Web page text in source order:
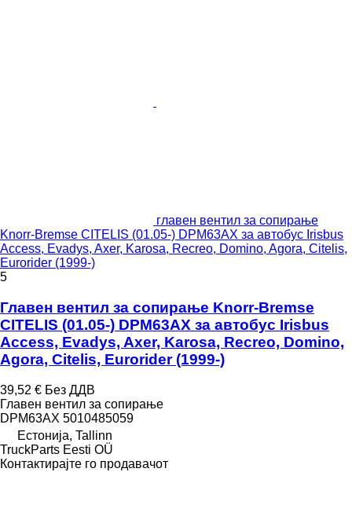
главен вентил за сопирање
Knorr-Bremse CITELIS (01.05-) DPM63AX за автобус Irisbus
Access, Evadys, Axer, Karosa, Recreo, Domino, Agora, Citelis,
Eurorider (1999-)
5
Главен вентил за сопирање Knorr-Bremse
CITELIS (01.05-) DPM63AX за автобус Irisbus
Access, Evadys, Axer, Karosa, Recreo, Domino,
Agora, Citelis, Eurorider (1999-)
39,52 € Без ДДВ
Главен вентил за сопирање
DPM63AX 5010485059
Естонија, Tallinn
TruckParts Eesti OÜ
Контактирајте го продавачот